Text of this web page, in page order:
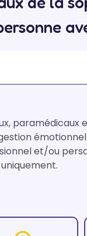
paramédicaux
et/ou